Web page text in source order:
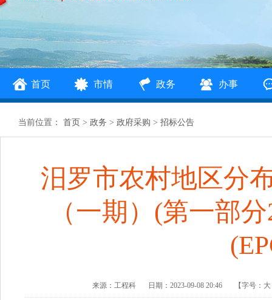
首页 市情 政务 办事
当前位置： 首页 > 政务 > 政府采购 > 招标公告
汨罗市农村地区分
（一期）(第一部
来源： 工程科 日期： 2023-09-08 20:46 【字号：